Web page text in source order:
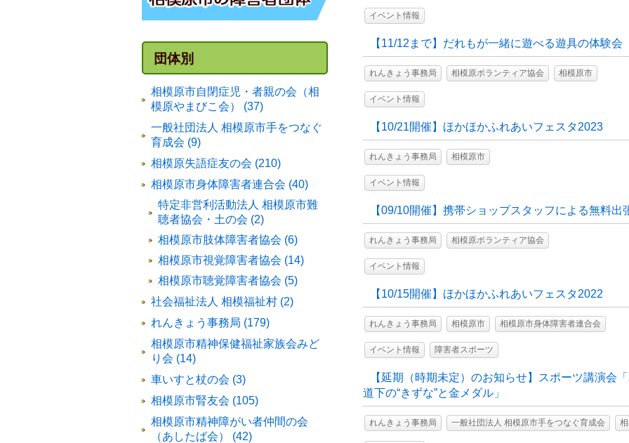
イベント情報
【11/12まで】だれもが一緒に遊べる遊具の体験会
れんきょう事務局 相模原ボランティア協会 相模原市
イベント情報
【10/21開催】ほかほかふれあいフェスタ2023
れんきょう事務局 相模原市
イベント情報
【09/10開催】携帯ショップスタッフによる無料出
れんきょう事務局 相模原ボランティア協会
イベント情報
【10/15開催】ほかほかふれあいフェスタ2022
れんきょう事務局 相模原市 相模原市身体障害者連合会
イベント情報 障害者スポーツ
【延期（時期未定）のお知らせ】スポーツ講演
道下の“きずな”と金メダル」
れんきょう事務局 一般社団法人 相模原市手をつなぐ育成会
団体別
相模原市自閉症児・者親の会（相
模原やまびこ会） (37)
一般社団法人 相模原市手をつなぐ
育成会 (9)
相模原失語症友の会 (210)
相模原市身体障害者連合会 (40)
特定非営利活動法人 相模原市難
聴者協会・土の会 (2)
相模原市肢体障害者協会 (6)
相模原市視覚障害者協会 (14)
相模原市聴覚障害者協会 (5)
社会福祉法人 相模福祉村 (2)
れんきょう事務局 (179)
相模原市精神保健福祉家族会みど
り会 (14)
車いすと杖の会 (3)
相模原市腎友会 (105)
相模原市精神障がい者仲間の会
（あしたば会） (42)